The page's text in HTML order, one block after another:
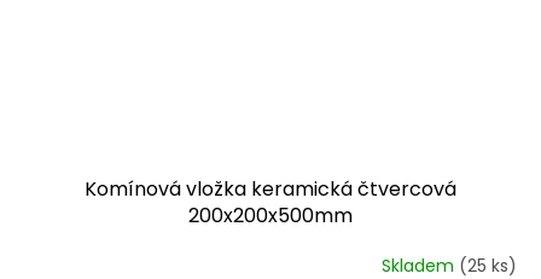
Komínová vložka keramická čtvercová
200x200x500mm
Skladem (25 ks)